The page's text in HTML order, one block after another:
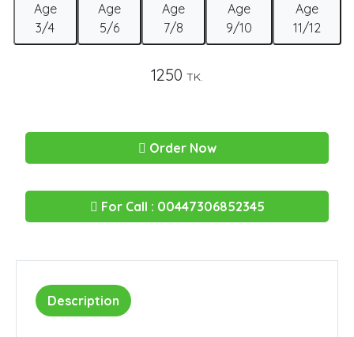
Age
3/4
Age
5/6
Age
7/8
Age
9/10
Age
11/12
1250 TK.
Order Now
For Call : 00447306852345
Description